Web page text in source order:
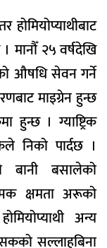
मानौँ २५ वर्षदेखि
औषधि सेवन गर्ने
माइग्रेन हुन्छ
हुन्छ । ग्याष्ट्रिक
निको पार्दछ ।
बानी बसालेको
क्षमता अरूको
अन्य
सल्लाहबिना